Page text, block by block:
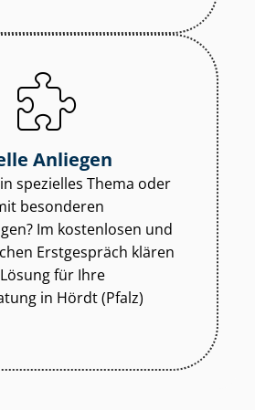
Anliegen
spezielles Thema oder
besonderen
Im kostenlosen und
Erstgespräch klären
für Ihre
in Hördt (Pfalz)